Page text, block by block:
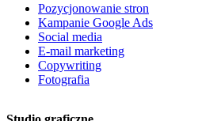
Pozycjonowanie stron
Kampanie Google Ads
Social media
E-mail marketing
Copywriting
Fotografia